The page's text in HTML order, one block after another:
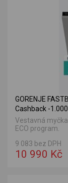
GORENJE
Cashback -1.000
Vestavná
ECO program.
9 083 bez DPH
10 990 Kč